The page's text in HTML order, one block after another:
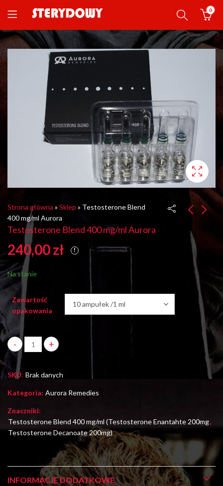
0
Strona główna » Sklep » Testosterone Blend
400 mg/ml Aurora
Testosterone Blend 400 mg/ml Aurora
Trestolone Acetate
Methandienone
240,00zł
Na stanie
Zawartość
opakowania
Testosterone Blend 400 mg/ml Aurora ilość
SKU: Brak danych
Kategoria: Aurora Remedies
Znaczniki:
Testosterone Blend 400 mg/ml (Testosterone Enantahte 200mg,
Testosterone Decanoate 200mg)
INFORMACJE DODATKOWE